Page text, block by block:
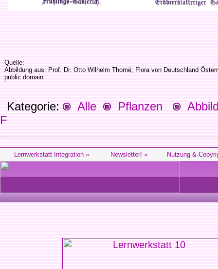
Quelle:
Abbildung aus: Prof. Dr. Otto Wilhelm Thomé; Flora von Deutschland
public domain
Kategorie: Alle Pflanzen
F
Lernwerkstatt Integration » Newsletter! » Nutzung &